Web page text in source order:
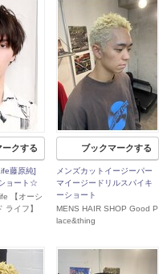
ークする
藤原純]
ョート☆
【オーシ
ライフ】
ブックマークする
メンズカットイージーパー
マイージードリルスパイキ
ーショート
MENS HAIR SHOP Good P
lace&thing